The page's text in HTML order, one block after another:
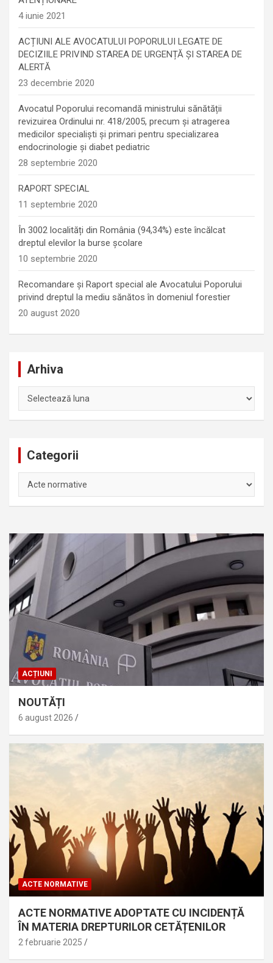
4 iunie 2021
ACȚIUNI ALE AVOCATULUI POPORULUI LEGATE DE
DECIZIILE PRIVIND STAREA DE URGENȚĂ ȘI STAREA DE
ALERTĂ
23 decembrie 2020
Avocatul Poporului recomandă ministrului sănătății
revizuirea Ordinului nr. 418/2005, precum și atragerea
medicilor specialiști și primari pentru specializarea
endocrinologie şi diabet pediatric
28 septembrie 2020
RAPORT SPECIAL
11 septembrie 2020
În 3002 localități din România (94,34%) este încălcat
dreptul elevilor la burse școlare
10 septembrie 2020
Recomandare și Raport special ale Avocatului Poporului
privind dreptul la mediu sănătos în domeniul forestier
20 august 2020
Arhiva
Categorii
ACȚIUNI
NOUTĂȚI
6 august 2026
ACTE NORMATIVE
ACTE NORMATIVE ADOPTATE CU INCIDENȚĂ
ÎN MATERIA DREPTURILOR CETĂȚENILOR
2 februarie 2025